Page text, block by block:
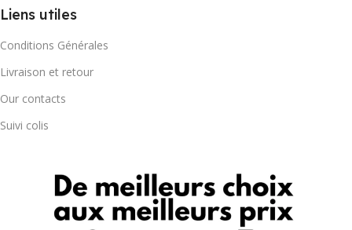
Liens utiles
Conditions Générales
Livraison et retour
Our contacts
Suivi colis